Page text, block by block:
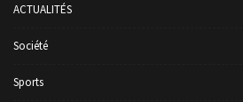
ACTUALITÉS
Société
Sports